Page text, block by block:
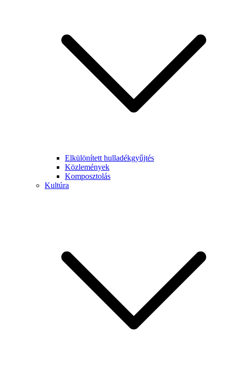
Elkülönített hulladékgyűjtés
Közlemények
Komposztolás
Kultúra